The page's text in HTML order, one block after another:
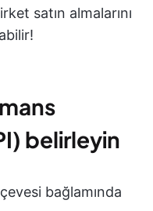
satın almalarını
belirleyin
bağlamında